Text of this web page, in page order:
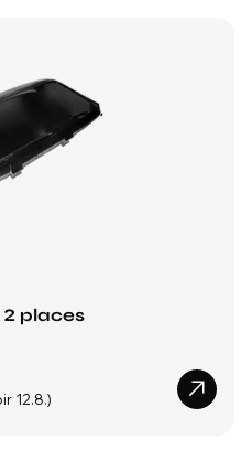
places
12.8.)